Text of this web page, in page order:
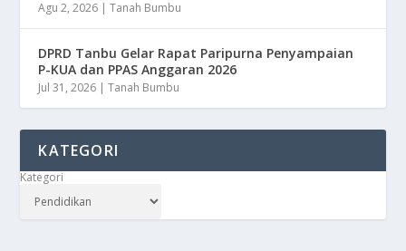
Agu 2, 2026 |Tanah Bumbu
DPRD Tanbu Gelar Rapat Paripurna Penyampaian
P-KUA dan PPAS Anggaran 2026
Jul 31, 2026 |Tanah Bumbu
KATEGORI
Kategori